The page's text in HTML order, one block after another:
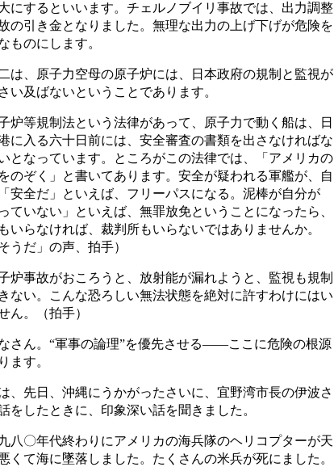
にするといいます。チェルノブイリ事故では、出力調整
の引き金となりました。無理な出力の上げ下げが危険を
ものにします。
は、原子力空母の原子炉には、日本政府の規制と監視が
い及ばないということであります。
炉等規制法という法律があって、原子力で動く船は、日
に入る六十日前には、安全審査の書類を出さなければな
となっています。ところがこの法律では、「アメリカの
のぞく」と書いてあります。安全が疑われる軍艦が、自
安全だ」といえば、フリーパスになる。泥棒が自分が
っていない」といえば、無罪放免ということになったら、
いらなければ、裁判所もいらないではありませんか。
うだ」の声、拍手）
炉事故がおころうと、放射能が漏れようと、監視も規制
ない。こんな恐ろしい無法状態を絶対に許すわけにはい
ん。（拍手）
さん。“軍事の論理”を優先させる――ここに危険の根源
ます。
、先日、沖縄にうかがったさいに、宜野湾市長の伊波さ
をしたときに、印象深い話を聞きました。
八〇年代終わりにアメリカの海兵隊のヘリコプターが天
くて海に墜落しました。たくさんの米兵が死にました。